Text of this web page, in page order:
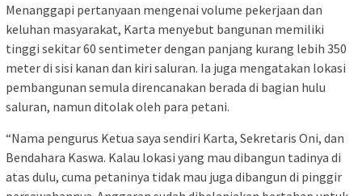
Menanggapi pertanyaan mengenai volume pekerjaan dan
keluhan masyarakat, Karta menyebut bangunan memiliki
tinggi sekitar 60 sentimeter dengan panjang kurang lebih 350
meter di sisi kanan dan kiri saluran. Ia juga mengatakan lokasi
pembangunan semula direncanakan berada di bagian hulu
saluran, namun ditolak oleh para petani.
“Nama pengurus Ketua saya sendiri Karta, Sekretaris Oni, dan
Bendahara Kaswa. Kalau lokasi yang mau dibangun tadinya di
atas dulu, cuma petaninya tidak mau juga dibangun di pinggir